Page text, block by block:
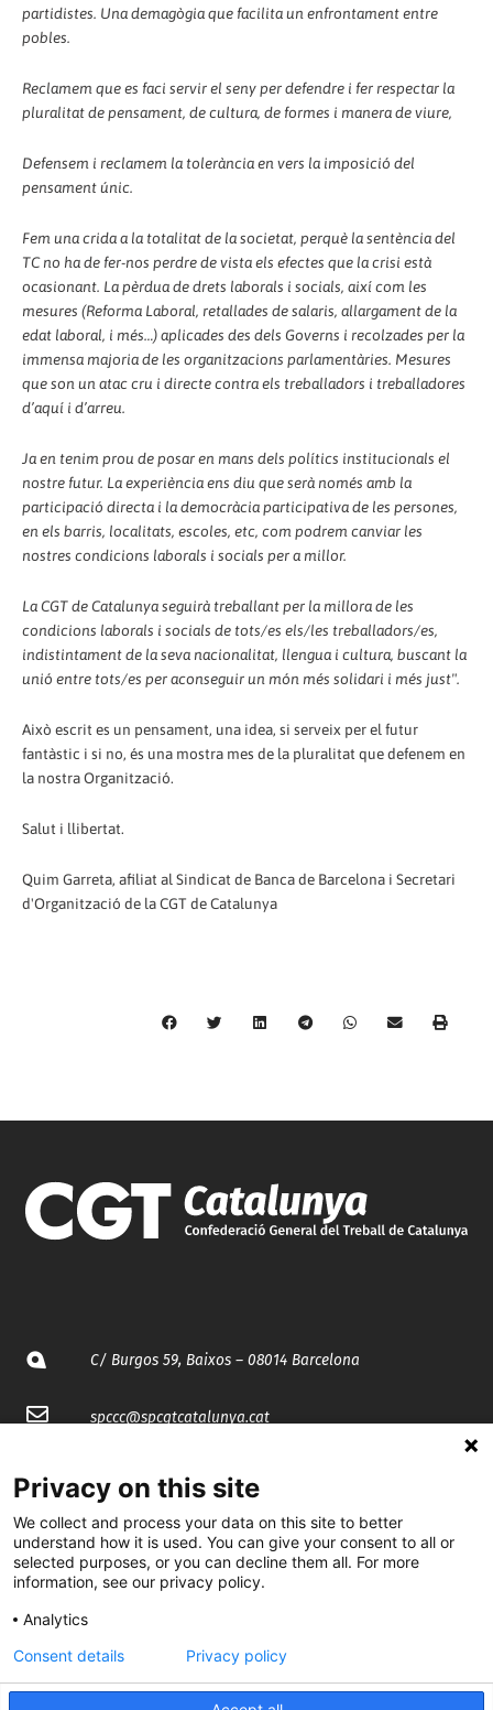
partidistes. Una demagògia que facilita un enfrontament entre
pobles.
Reclamem que es faci servir el seny per defendre i fer respectar la
pluralitat de pensament, de cultura, de formes i manera de viure,
Defensem i reclamem la tolerància en vers la imposició del
pensament únic.
Fem una crida a la totalitat de la societat, perquè la sentència del
TC no ha de fer-nos perdre de vista els efectes que la crisi està
ocasionant. La pèrdua de drets laborals i socials, així com les
mesures (Reforma Laboral, retallades de salaris, allargament de la
edat laboral, i més…) aplicades des dels Governs i recolzades per la
immensa majoria de les organitzacions parlamentàries. Mesures
que son un atac cru i directe contra els treballadors i treballadores
d’aquí i d’arreu.
Ja en tenim prou de posar en mans dels polítics institucionals el
nostre futur. La experiència ens diu que serà només amb la
participació directa i la democràcia participativa de les persones,
en els barris, localitats, escoles, etc, com podrem canviar les
nostres condicions laborals i socials per a millor.
La CGT de Catalunya seguirà treballant per la millora de les
condicions laborals i socials de tots/es els/les treballadors/es,
indistintament de la seva nacionalitat, llengua i cultura, buscant la
unió entre tots/es per aconseguir un món més solidari i més just".
Això escrit es un pensament, una idea, si serveix per el futur
fantàstic i si no, és una mostra mes de la pluralitat que defenem en
la nostra Organització.
Salut i llibertat.
Quim Garreta, afiliat al Sindicat de Banca de Barcelona i Secretari
d'Organització de la CGT de Catalunya
C/ Burgos 59, Baixos – 08014 Barcelona
spccc@spcgtcatalunya.cat
@CGTCatalunya
cgtcatalunya
CGTCatalunya
cgtcatalunya
Privacy on this site
We collect and process your data on this site to better
understand how it is used. You can give your consent to all or
selected purposes, or you can decline them all. For more
information, see our privacy policy.
Analytics
Consent details Privacy policy